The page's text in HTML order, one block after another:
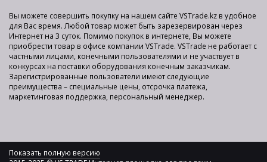
Вы можете совершить покупку на нашем сайте VSTrade.kz в удобное
для Вас время. Любой товар может быть зарезервирован через
Интернет на 3 суток. Помимо покупок в интернете, Вы можете
приобрести товар в офисе компании VSTrade. VSTrade не работает с
частными лицами, конечными пользователями и не участвует в
конкурсах на поставки оборудования конечным заказчикам.
Зарегистрированные пользователи имеют следующие
преимущества – специальные цены, отсрочка платежа,
маркетинговая поддержка, персональный менеджер.
Показать полную версию